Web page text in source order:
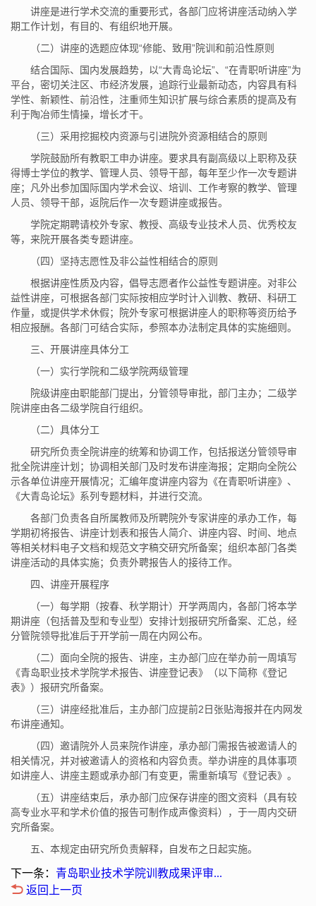
讲座是进行学术交流的重要形式，各部门应将讲座活动纳入学
期工作计划，有目的、有组织地开展。
（二）讲座的选题应体现“修能、致用”院训和前沿性原则
结合国际、国内发展趋势，以“大青岛论坛”、“在青职听讲座”为
平台，密切关注区、市经济发展，追踪行业最新动态，内容具有科
学性、新颖性、前沿性，注重师生知识扩展与综合素质的提高及有
利于陶冶师生情操，增长才干。
（三）采用挖掘校内资源与引进院外资源相结合的原则
学院鼓励所有教职工申办讲座。要求具有副高级以上职称及获
得博士学位的教学、管理人员、领导干部，每年至少作一次专题讲
座；凡外出参加国际国内学术会议、培训、工作考察的教学、管理
人员、领导干部，返院后作一次专题讲座或报告。
学院定期聘请校外专家、教授、高级专业技术人员、优秀校友
等，来院开展各类专题讲座。
（四）坚持志愿性及非公益性相结合的原则
根据讲座性质及内容，倡导志愿者作公益性专题讲座。对非公
益性讲座，可根据各部门实际按相应学时计入训教、教研、科研工
作量，或提供学术休假；院外专家可根据讲座人的职称等资历给予
相应报酬。各部门可结合实际，参照本办法制定具体的实施细则。
三、开展讲座具体分工
（一）实行学院和二级学院两级管理
院级讲座由职能部门提出，分管领导审批，部门主办；二级学
院讲座由各二级学院自行组织。
（二）具体分工
研究所负责全院讲座的统筹和协调工作，包括报送分管领导审
批全院讲座计划；协调相关部门及时发布讲座海报；定期向全院公
示各单位讲座开展情况；汇编年度讲座内容为《在青职听讲座》、
《大青岛论坛》系列专题材料，并进行交流。
各部门负责各自所属教师及所聘院外专家讲座的承办工作，每
学期初将报告、讲座计划表和报告人简介、讲座内容、时间、地点
等相关材料电子文档和规范文字稿交研究所备案；组织本部门各类
讲座活动的具体实施；负责外聘报告人的接待工作。
四、讲座开展程序
（一）每学期（按春、秋学期计）开学两周内，各部门将本学
期讲座（包括普及型和专业型）安排计划报研究所备案、汇总，经
分管院领导批准后于开学前一周在内网公布。
（二）面向全院的报告、讲座，主办部门应在举办前一周填写
《青岛职业技术学院学术报告、讲座登记表》（以下简称《登记
表》）报研究所备案。
（三）讲座经批准后，主办部门应提前2日张贴海报并在内网发
布讲座通知。
（四）邀请院外人员来院作讲座，承办部门需报告被邀请人的
相关情况，并对被邀请人的资格和内容负责。举办讲座的具体事项
如讲座人、讲座主题或承办部门有变更，需重新填写《登记表》。
（五）讲座结束后，承办部门应保存讲座的图文资料（具有较
高专业水平和学术价值的报告可制作成声像资料），于一周内交研
究所备案。
五、本规定由研究所负责解释，自发布之日起实施。
下一条： 青岛职业技术学院训教成果评审...
返回上一页